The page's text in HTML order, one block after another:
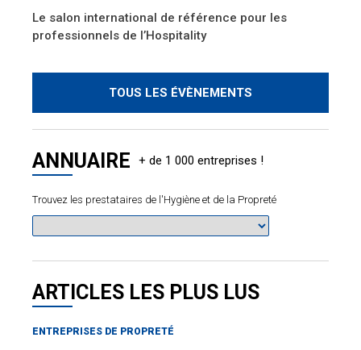
Le salon international de référence pour les
professionnels de l’Hospitality
TOUS LES ÉVÈNEMENTS
ANNUAIRE
Trouvez les prestataires de l'Hygiène et de la Propreté
ARTICLES LES PLUS LUS
ENTREPRISES DE PROPRETÉ